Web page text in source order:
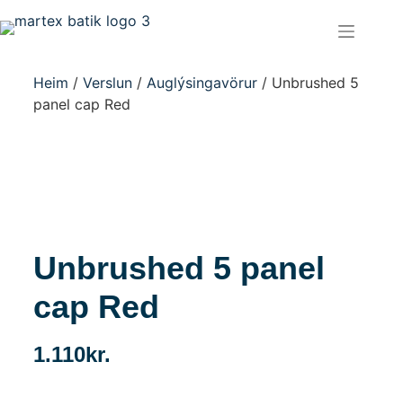
Heim / Verslun/ Auglýsingavörur/ Unbrushed 5
panel cap Red
Unbrushed 5 panel
cap Red
1.110kr.